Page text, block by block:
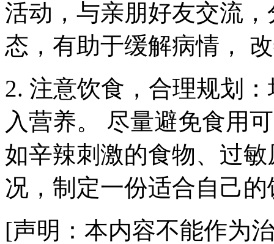
活动，与亲朋好友交流
态，有助于缓解病情，
2. 注意饮食，合理规划
入营养。 尽量避免食用
如辛辣刺激的食物、过
况，制定一份适合自己
[声明：本内容不能作为